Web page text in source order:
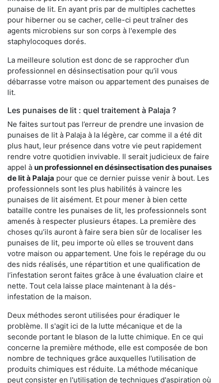
punaise de lit. En ayant pris par de multiples cachettes
pour hiberner ou se cacher, celle-ci peut traîner des
agents microbiens sur son corps à l'exemple des
staphylocoques dorés.
La meilleure solution est donc de se rapprocher d’un
professionnel en désinsectisation pour qu’il vous
débarrasse votre maison ou appartement des punaises de
lit.
Les punaises de lit : quel traitement à Palaja ?
Ne faites surtout pas l’erreur de prendre une invasion de
punaises de lit à Palaja à la légère, car comme il a été dit
plus haut, leur présence dans votre vie peut rapidement
rendre votre quotidien invivable. Il serait judicieux de faire
appel à un professionnel en désinsectisation des punaises
de lit à Palaja pour que ce dernier puisse venir à bout. Les
professionnels sont les plus habilités à vaincre les
punaises de lit aisément. Et pour mener à bien cette
bataille contre les punaises de lit, les professionnels sont
amenés à respecter plusieurs étapes. La première des
choses qu’ils auront à faire sera bien sûr de localiser les
punaises de lit, peu importe où elles se trouvent dans
votre maison ou appartement. Une fois le repérage du ou
des nids réalisés, une répartition et une qualification de
l’infestation seront faites grâce à une évaluation claire et
nette. Tout cela laisse place maintenant à la dés-
infestation de la maison.
Deux méthodes seront utilisées pour éradiquer le
problème. Il s'agit ici de la lutte mécanique et de la
seconde portant le blason de la lutte chimique. En ce qui
concerne la première méthode, elle est composée de bon
nombre de techniques grâce auxquelles l’utilisation de
produits chimiques est réduite. La méthode mécanique
peut consister en l'utilisation de techniques d'aspiration où